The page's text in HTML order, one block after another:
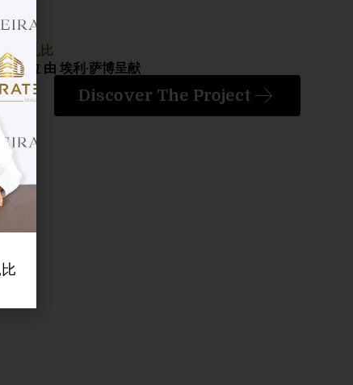
阿布扎比
斯特拉 由 埃利·萨博呈献
Discover The Project